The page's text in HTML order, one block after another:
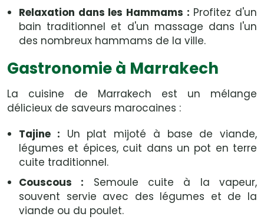
Relaxation dans les Hammams : Profitez d'un
bain traditionnel et d'un massage dans l'un
des nombreux hammams de la ville.
Gastronomie à Marrakech
La cuisine de Marrakech est un mélange
délicieux de saveurs marocaines :
Tajine : Un plat mijoté à base de viande,
légumes et épices, cuit dans un pot en terre
cuite traditionnel.
Couscous : Semoule cuite à la vapeur,
souvent servie avec des légumes et de la
viande ou du poulet.